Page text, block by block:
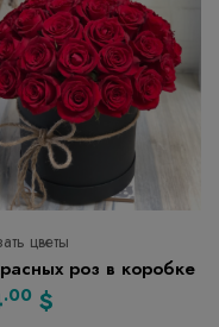
цветы
роз в коробке
.00 $